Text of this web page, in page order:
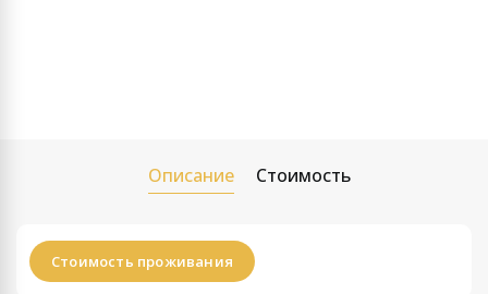
Описание Стоимость
Стоимость проживания